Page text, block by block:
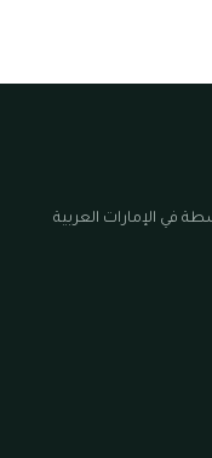
في الإمارات العربية